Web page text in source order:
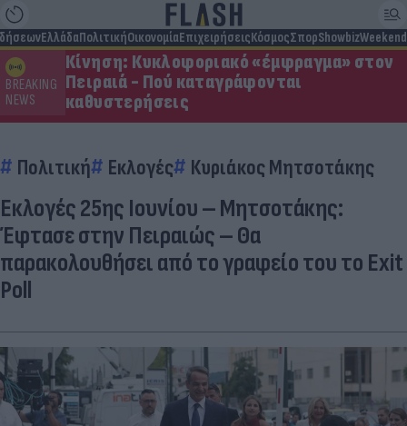
ΕλλάδαΠολιτικήΟικονομίαΕπιχειρήσειςΚόσμοςΣπορShowbizWeekend
BREAKING
NEWS
Κίνηση: Κυκλοφοριακό «έμφραγμα» στον
Πειραιά - Πού καταγράφονται
καθυστερήσεις
Πολιτική Εκλογές Κυριάκος Μητσοτάκης
Εκλογές 25ης Ιουνίου – Μητσοτάκης:
Έφτασε στην Πειραιώς – Θα
παρακολουθήσει από το γραφείο του το Exit
Poll